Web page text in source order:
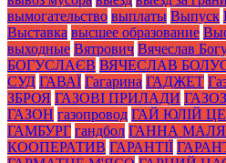
вымогательство выплаты Выпуск
Выставка высшее образование
выходные Вятрович Вячеслав
БОГУСЛАЄВ ВЯЧЕСЛАВ
СУД ГАВАЇ Гагарина ГАДЖЕТ
ЗБРОЯ ГАЗОВІ ПРИЛАДИ
ГАЗОН газопровод ГАЙ ЮЛІЙ
ГАМБУРГ гандбол ГАННА
КООПЕРАТИВ ГАРАНТІЇ